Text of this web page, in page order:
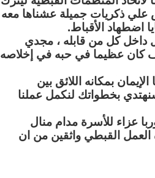
علي ذكريات جميلة عشناها معه
اضطهاد الأقباط.
داخل كل من قابله ، مجدي
عظيما في حبه في إخلاصه
بمكانه اللائق بين
بخطواتك لنكمل عملنا
عزاء للأسرة مدام منال
العمل القبطي واثقين من ان